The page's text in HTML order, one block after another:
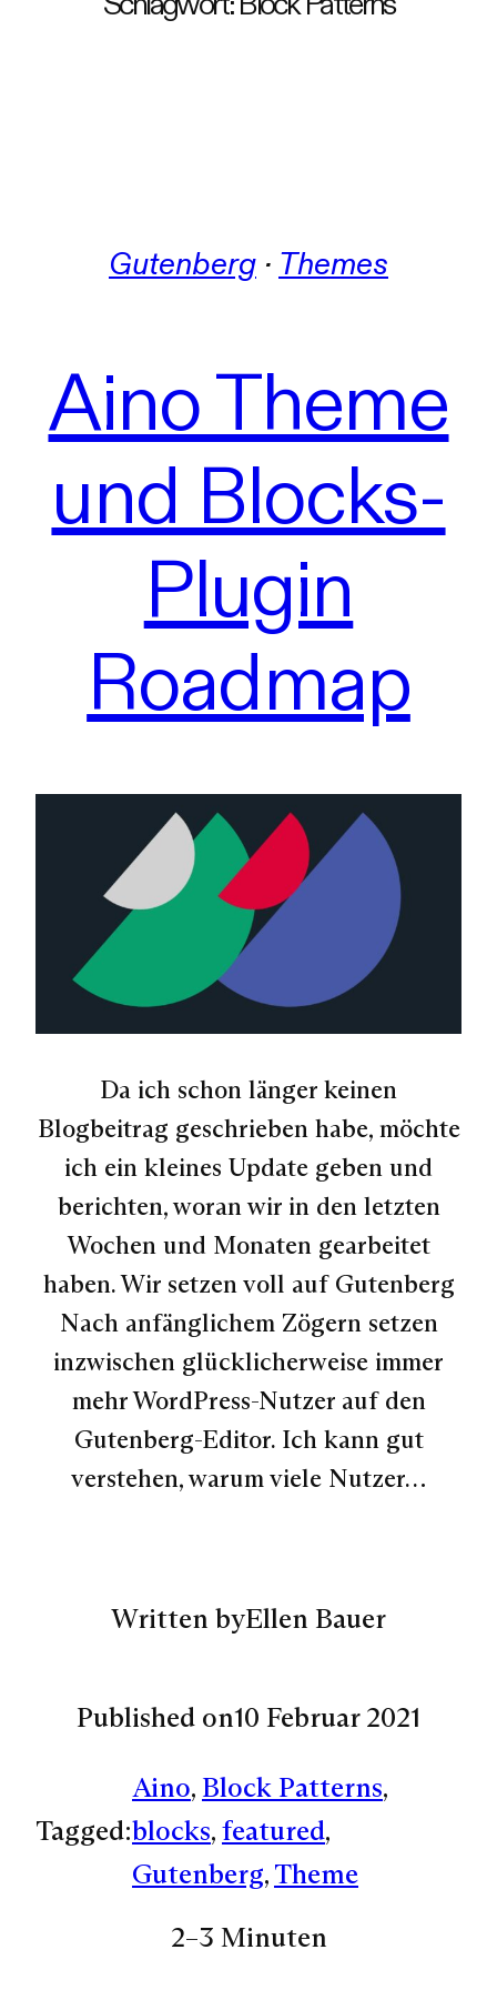
Gutenberg · Themes
Aino Theme
und Blocks-
Plugin
Roadmap
Da ich schon länger keinen
Blogbeitrag geschrieben habe, möchte
ich ein kleines Update geben und
berichten, woran wir in den letzten
Wochen und Monaten gearbeitet
haben. Wir setzen voll auf Gutenberg
Nach anfänglichem Zögern setzen
inzwischen glücklicherweise immer
mehr WordPress-Nutzer auf den
Gutenberg-Editor. Ich kann gut
verstehen, warum viele Nutzer…
Written byEllen Bauer
Published on10 Februar 2021
Tagged:
Aino, Block Patterns
blocks, featured
Gutenberg, Theme
2–3 Minuten